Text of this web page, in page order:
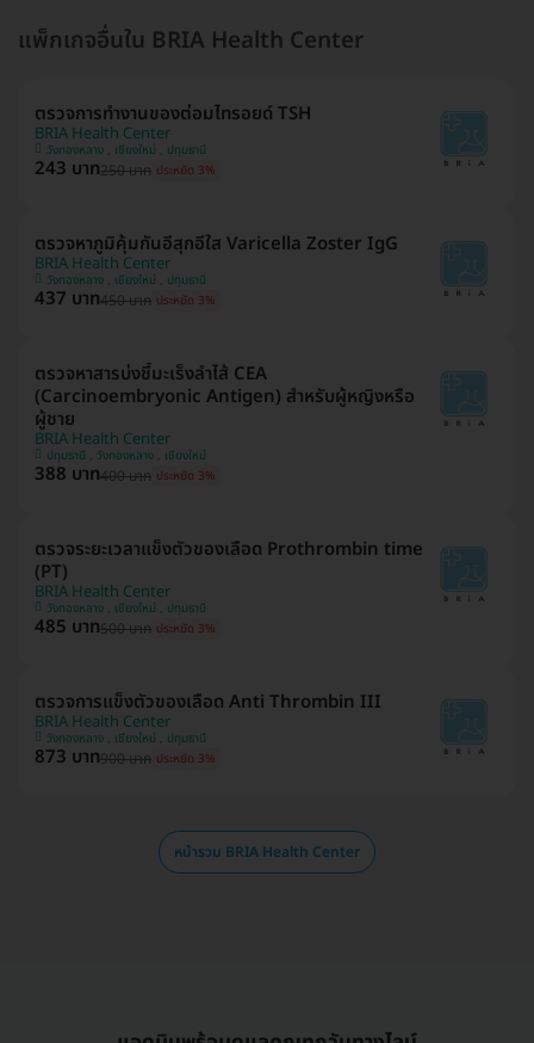
แพ็กเกจอื่นใน BRIA Health Center
ตรวจการทำงานของต่อมไทรอยด์ TSH
BRIA Health Center
วังทองหลาง , เชียงใหม่ , ปทุมธานี
243 บาท250 บาท ประหยัด 3%
ตรวจหาภูมิคุ้มกันอีสุกอีใส Varicella Zoster IgG
BRIA Health Center
วังทองหลาง , เชียงใหม่ , ปทุมธานี
437 บาท450 บาท ประหยัด 3%
ตรวจหาสารบ่งชี้มะเร็งลำไส้ CEA
(Carcinoembryonic Antigen) สำหรับผู้หญิงหรือ
ผู้ชาย
BRIA Health Center
ปทุมธานี , วังทองหลาง , เชียงใหม่
388 บาท400 บาท ประหยัด 3%
ตรวจระยะเวลาแข็งตัวของเลือด Prothrombin time
(PT)
BRIA Health Center
วังทองหลาง , เชียงใหม่ , ปทุมธานี
485 บาท500 บาท ประหยัด 3%
ตรวจการแข็งตัวของเลือด Anti Thrombin III
BRIA Health Center
วังทองหลาง , เชียงใหม่ , ปทุมธานี
873 บาท900 บาท ประหยัด 3%
หน้ารวม BRIA Health Center